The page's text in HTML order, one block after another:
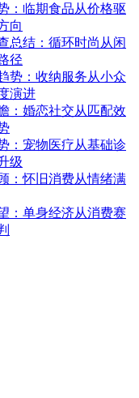
：临期食品从价格驱
向
总结：循环时尚从闲
径
势：收纳服务从小众
演进
：婚恋社交从匹配效
：宠物医疗从基础诊
级
：怀旧消费从情绪满
：单身经济从消费赛